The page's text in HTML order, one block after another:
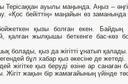
ауылы маңында. Аңыз –
«Қос бейіттің» маңайын өз заманында
қызы болған екен. Байдың
жылқышы беткенге бас-көз
болады, қыз да жігітті ұнатып қалады.
бұл хабар қыз әкесіне де жетеді.
жігітке қыз беруді өзіне ар
Жігіт жақын бір жамағайының үйінде